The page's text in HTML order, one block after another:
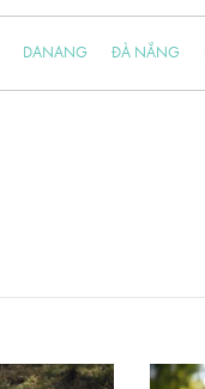
DANANG ĐÀ NẴNG